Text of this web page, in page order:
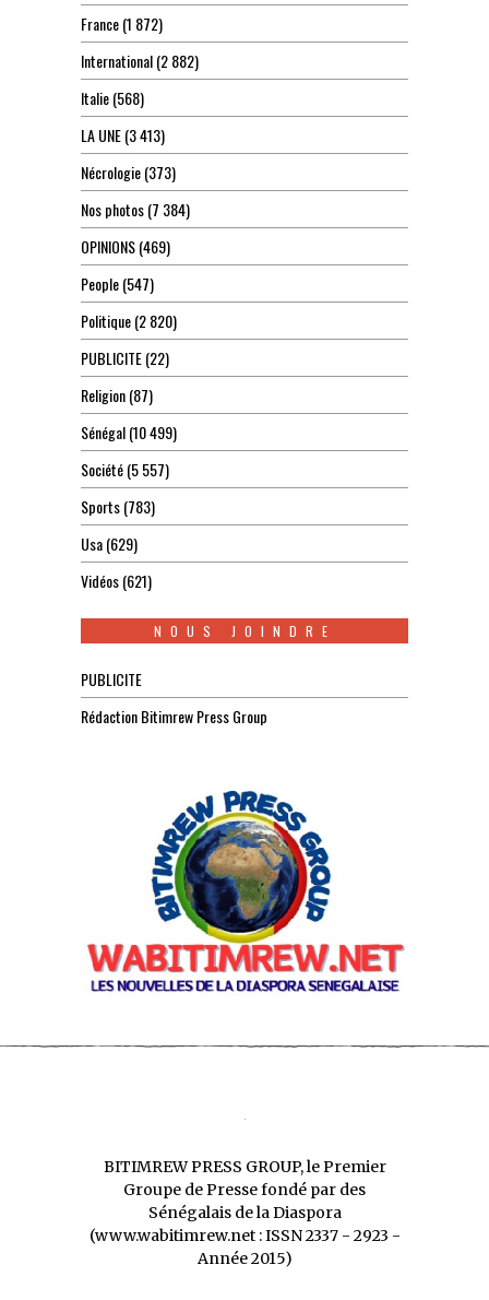
France(1 872)
International(2 882)
Italie(568)
LA UNE(3 413)
Nécrologie(373)
Nos photos(7 384)
OPINIONS(469)
People(547)
Politique(2 820)
PUBLICITE(22)
Religion(87)
Sénégal(10 499)
Société(5 557)
Sports(783)
Usa(629)
Vidéos(621)
NOUS JOINDRE
PUBLICITE
Rédaction Bitimrew Press Group
BITIMREW PRESS GROUP, le Premier
Groupe de Presse fondé par des
Sénégalais de la Diaspora
(www.wabitimrew.net : ISSN 2337 - 2923 -
Année 2015)